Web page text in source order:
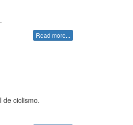
Read more...
de ciclismo.